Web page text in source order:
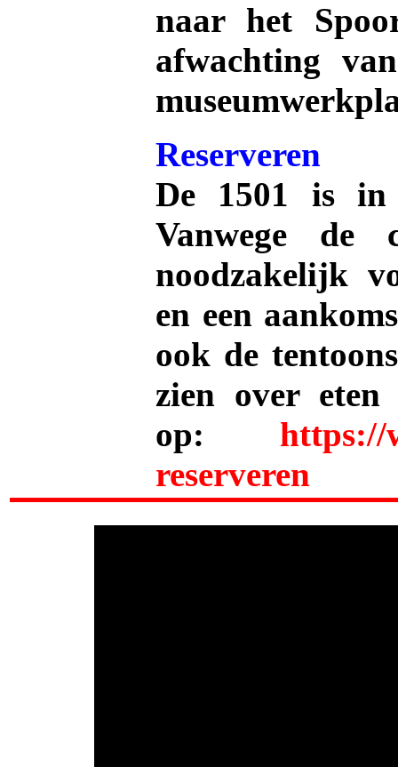
naar het
afwachting
Reserveren
De 1501 is in
Vanwege de
noodzakelijk
en een
ook de
zien over
op: https://
reserveren